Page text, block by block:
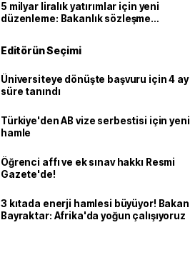
5 milyar liralık yatırımlar için yeni
düzenleme: Bakanlık sözleşme
Editörün Seçimi
Üniversiteye dönüşte başvuru için 4 ay
süre tanındı
Türkiye'den AB vize serbestisi için yeni
hamle
Öğrenci affı ve ek sınav hakkı Resmi
Gazete'de!
3 kıtada enerji hamlesi büyüyor! Bakan
Bayraktar: Afrika'da yoğun çalışıyoruz